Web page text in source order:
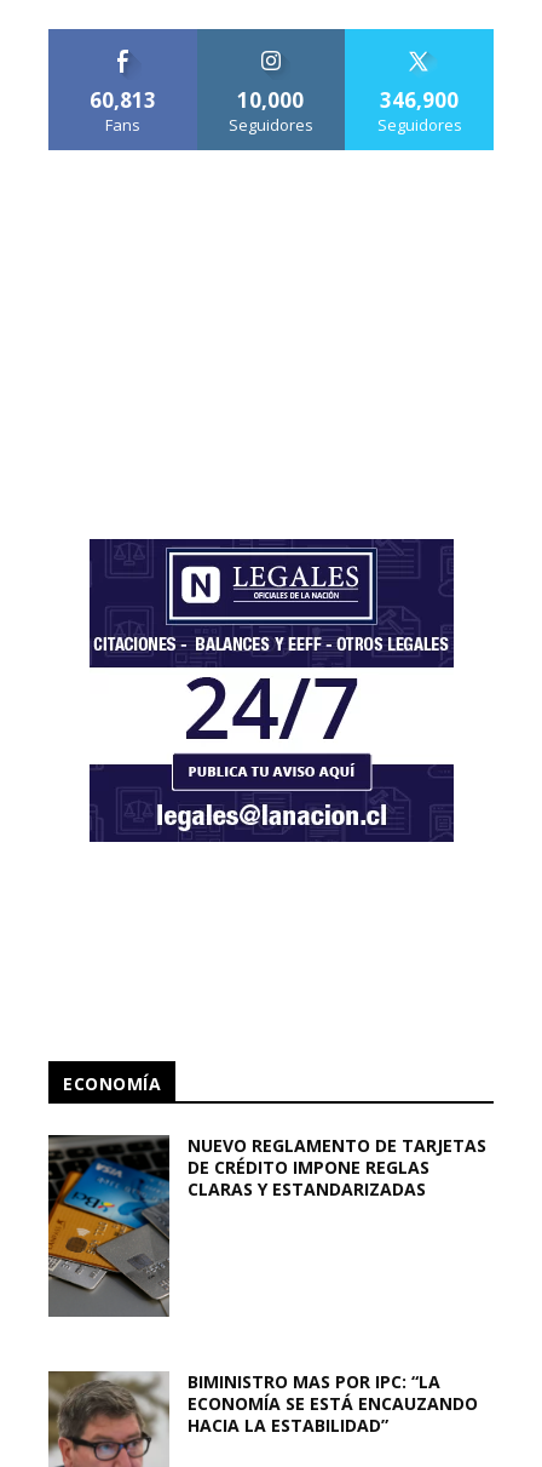
60,813
Fans
10,000
Seguidores
346,900
Seguidores
ECONOMÍA
NUEVO REGLAMENTO DE TARJETAS
DE CRÉDITO IMPONE REGLAS
CLARAS Y ESTANDARIZADAS
BIMINISTRO MAS POR IPC: “LA
ECONOMÍA SE ESTÁ ENCAUZANDO
HACIA LA ESTABILIDAD”